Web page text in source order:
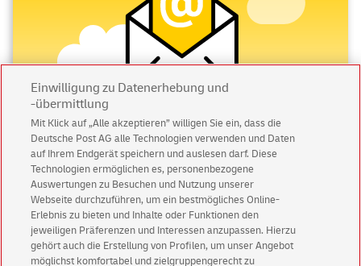
Abonnieren Sie unseren Newsletter
Immer informiert über exklusive Angebote und
Aktionen - jetzt mit Vorteil
Privatkundensichern sich einen5 € Gutschein
für POSTSCAN!
Geschäftskundenerhalten einen5 € Gutschein
Einwilligung zu Datenerhebung und
-übermittlung
Mit Klick auf „Alle akzeptieren” willigen Sie ein, dass die
Deutsche Post AG alle Technologien verwenden und Daten
auf Ihrem Endgerät speichern und auslesen darf. Diese
Technologien ermöglichen es, personenbezogene
Auswertungen zu Besuchen und Nutzung unserer
Webseite durchzuführen, um ein bestmögliches Online-
Erlebnis zu bieten und Inhalte oder Funktionen den
jeweiligen Präferenzen und Interessen anzupassen. Hierzu
gehört auch die Erstellung von Profilen, um unser Angebot
möglichst komfortabel und zielgruppengerecht zu